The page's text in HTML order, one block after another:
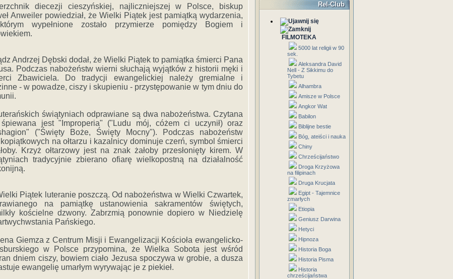
diecezji cieszyńskiej, najliczniejszej w Polsce, biskup
Anweiler powiedział, że Wielki Piątek jest pamiątką wydarzenia,
wypełnione zostało przymierze pomiędzy Bogiem i
Andrzej Dębski dodał, że Wielki Piątek to pamiątka śmierci Pana
Podczas nabożeństw wierni słuchają wyjątków z historii męki i
Zbawiciela. Do tradycji ewangelickiej należy gremialne i
- w powadze, ciszy i skupieniu - przystępowanie w tym dniu do
świątyniach odprawiane są dwa nabożeństwa. Czytana
śpiewana jest "Improperia" ("Ludu mój, cóżem ci uczynił) oraz
("Święty Boże, Święty Mocny"). Podczas nabożeństw
na ołtarzu i kazalnicy dominuje czerń, symbol śmierci
Krzyż ołtarzowy jest na znak żałoby przesłonięty kirem. W
tradycyjnie zbierano ofiarę wielkopostną na działalność
Piątek luteranie poszczą. Od nabożeństwa w Wielki Czwartek,
na pamiątkę ustanowienia sakramentów świętych,
kościelne dzwony. Zabrzmią ponownie dopiero w Niedzielę
Pańskiego.
Giemza z Centrum Misji i Ewangelizacji Kościoła ewangelicko-
w Polsce przypomina, że Wielka Sobota jest wśród
dniem ciszy, bowiem ciało Jezusa spoczywa w grobie, a dusza
ewangelię umarłym wyrywając je z piekieł.
Rel-Club
FILMOTEKA
5000 lat religii w 90
sek.
Aleksandra David
Nell - Z Sikkimu do
Tybetu
Alhambra
Amisze w Polsce
Angkor Wat
Babilon
Biblijne bestie
Bóg, ateiści i nauka
Chiny
Chrześcijaństwo
Droga Krzyżowa
na filipinach
Druga Krucjata
Egipt - Tajemnice
zmarłych
Etiopia
Geniusz Darwina
Hetyci
Hipnoza
Historia Boga
Historia Pisma
Historia
chrześcijaństwa